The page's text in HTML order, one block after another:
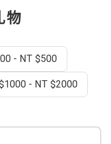
物
- NT $500
- NT $2000